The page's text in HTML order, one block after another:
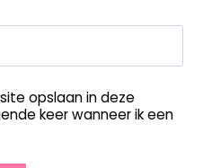
opslaan in deze
keer wanneer ik een